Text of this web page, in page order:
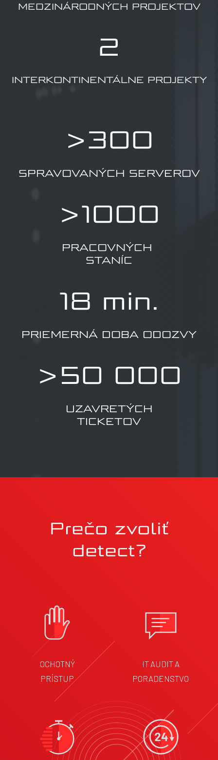
MEDZINÁRODNÝCH PROJEKTOV
2
INTERKONTINENTÁLNE PROJEKTY
>300
SPRAVOVANÝCH SERVEROV
>1000
PRACOVNÝCH
STANÍC
18 min.
PRIEMERNÁ DOBA ODOZVY
>50 000
UZAVRETÝCH
TICKETOV
Prečo zvoliť
detect?
OCHOTNÝ
PRÍSTUP
IT AUDIT A
PORADENSTVO